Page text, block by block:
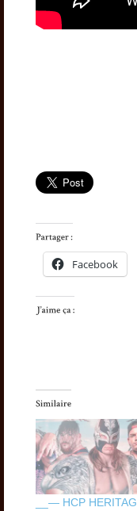
Facebook
__— HCP